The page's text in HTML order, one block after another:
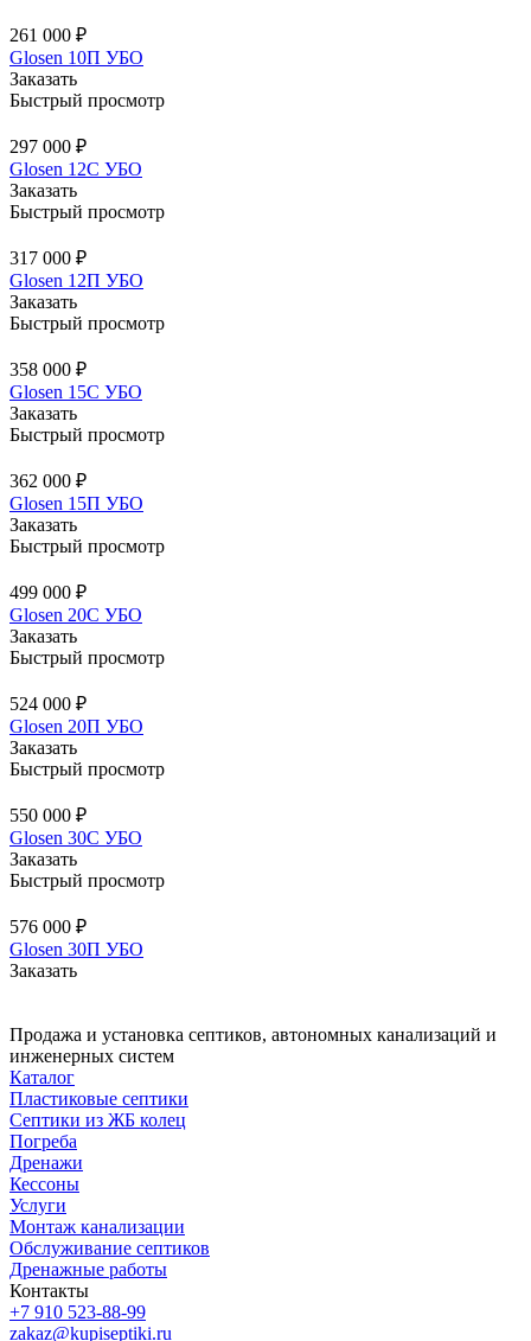
261 000 ₽
Glosen 10П УБО
Заказать
Быстрый просмотр
297 000 ₽
Glosen 12C УБО
Заказать
Быстрый просмотр
317 000 ₽
Glosen 12П УБО
Заказать
Быстрый просмотр
358 000 ₽
Glosen 15С УБО
Заказать
Быстрый просмотр
362 000 ₽
Glosen 15П УБО
Заказать
Быстрый просмотр
499 000 ₽
Glosen 20С УБО
Заказать
Быстрый просмотр
524 000 ₽
Glosen 20П УБО
Заказать
Быстрый просмотр
550 000 ₽
Glosen 30С УБО
Заказать
Быстрый просмотр
576 000 ₽
Glosen 30П УБО
Заказать
Продажа и установка септиков, автономных канализаций и
инженерных систем
Каталог
Пластиковые септики
Септики из ЖБ колец
Погреба
Дренажи
Кессоны
Услуги
Монтаж канализации
Обслуживание септиков
Дренажные работы
Контакты
+7 910 523-88-99
zakaz@kupiseptiki.ru